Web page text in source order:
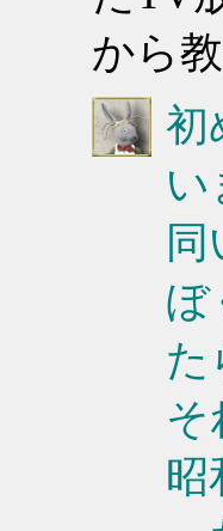
から
初
い
ぼ
た
そ
昭